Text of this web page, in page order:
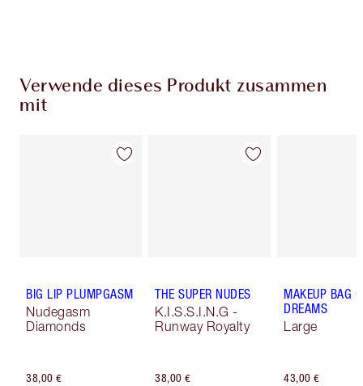
Verwende dieses Produkt zusammen
mit
BIG LIP PLUMPGASM
Nudegasm
Diamonds
38,00 €
THE SUPER NUDES
K.I.S.S.I.N.G -
Runway Royalty
38,00 €
MAKEUP BAG
DREAMS
Large
43,00 €